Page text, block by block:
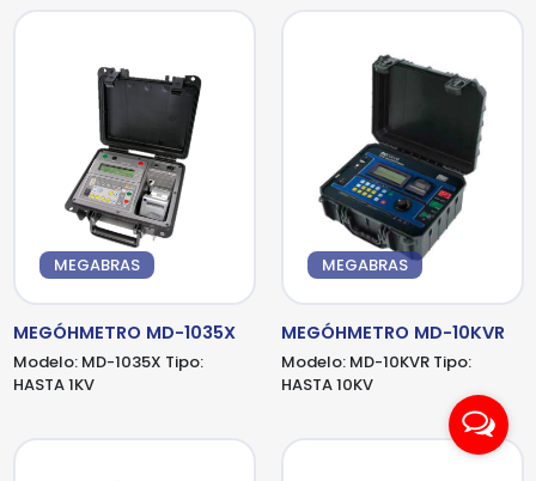
MEGABRAS
MEGÓHMETRO MD-1035X
Modelo: MD-1035X Tipo:
HASTA 1KV
MEGABRAS
MEGÓHMETRO MD-10KVR
Modelo: MD-10KVRTipo:
HASTA 10KV